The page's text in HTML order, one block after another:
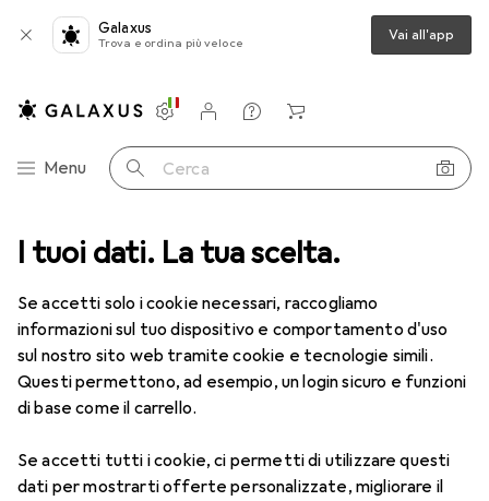
I tuoi dati. La tua scelta.
Se accetti solo i cookie necessari, raccogliamo
informazioni sul tuo dispositivo e comportamento d'uso
sul nostro sito web tramite cookie e tecnologie simili.
Questi permettono, ad esempio, un login sicuro e funzioni
di base come il carrello.
Se accetti tutti i cookie, ci permetti di utilizzare questi
dati per mostrarti offerte personalizzate, migliorare il
Galaxus
Trova e ordina più veloce Vai all'app
Categoria Navigazione
Menu Cerca
Impostazioni
Conto cliente
Liste di confronto
Liste dei desideri
Carrello
Lenti a contatto Air Optix HydraGlyde per l'astigmatismo 6
1 Immagine
Air Optix HydraGlyde per
-9, Obiettivo mensile, 6 pz., Torico
EUR
49,16 EUR
8,20/1pz.